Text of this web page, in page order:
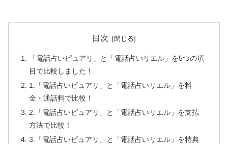
目次
「電話占いピュアリ」と「電話占いリエル」を5つの項
目で比較しました！
1.「電話占いピュアリ」と「電話占いリエル」を料
金・通話料で比較！
2.「電話占いピュアリ」と「電話占いリエル」を支払
方法で比較！
3.「電話占いピュアリ」と「電話占いリエル」を特典